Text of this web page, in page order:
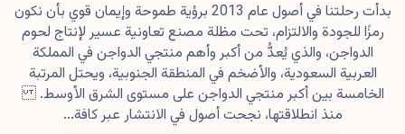
بدأت رحلتنا في أصول عام 2013 برؤية طموحة وإيمان قوي بأن نكون
رمزًا للجودة والالتزام، تحت مظلة مصنع تعاونية عسير لإنتاج لحوم
الدواجن، والذي يُعدُّ من أكبر وأهم منتجي الدواجن في المملكة
العربية السعودية، والأضخم في المنطقة الجنوبية، ويحتل المرتبة
الخامسة بين أكبر منتجي الدواجن على مستوى الشرق الأوسط.
منذ انطلاقتها، نجحت أصول في الانتشار عبر كافة...